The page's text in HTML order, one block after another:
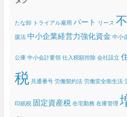
イ
たな卸 トライアル雇用 パート リース
援法 中小企業経営力強化資金 中小
公庫 中小会計要領 仕入税額控除 会社設立
税 共通番号 労働契約法 労働安全衛生法
印紙税 固定資産税 在宅勤務 在庫管理